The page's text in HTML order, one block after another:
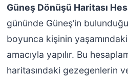
Güneş Dönüşü Haritası
gününde Güneş’in
boyunca kişinin
amacıyla yapılır. Bu
haritasındaki gezegenlerin